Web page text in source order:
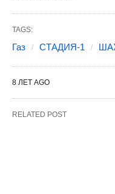
TAGS:
Газ СТАДИЯ-1
8 ЛЕТ AGO
RELATED POST